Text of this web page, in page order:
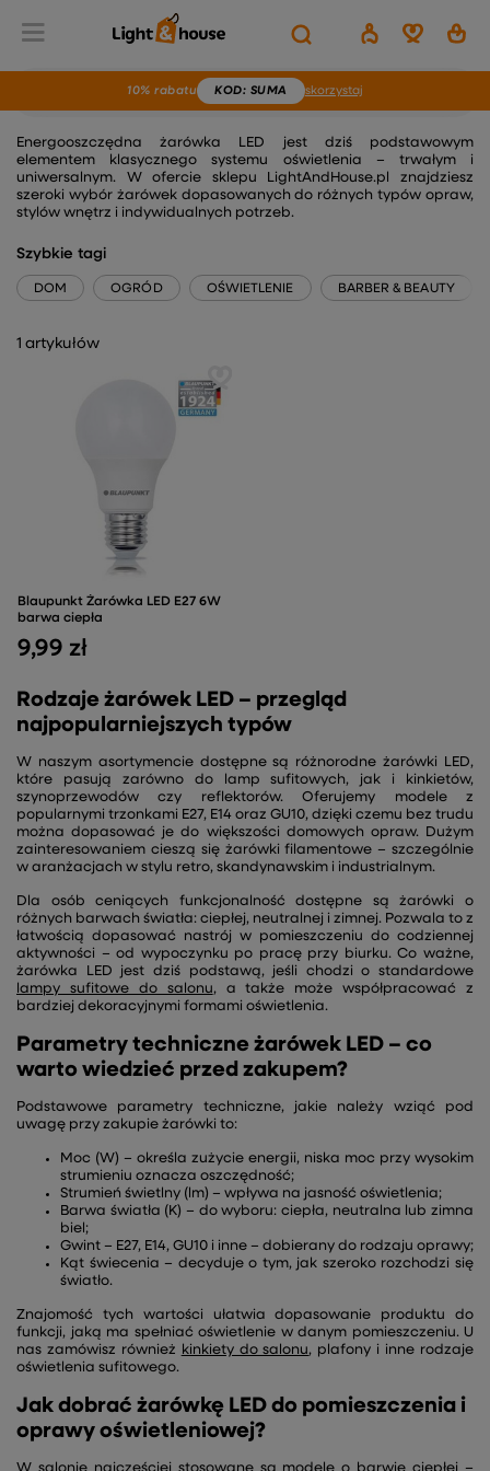
10% rabatu KOD: SUMA skorzystaj
ŻARÓWKI LED
Energooszczędna żarówka LED jest dziś podstawowym
elementem klasycznego systemu oświetlenia – trwałym i
uniwersalnym. W ofercie sklepu LightAndHouse.pl znajdziesz
szeroki wybór żarówek dopasowanych do różnych typów opraw,
stylów wnętrz i indywidualnych potrzeb.
Szybkie tagi
DOM OGRÓD OŚWIETLENIE BARBER & BEAUTY
1 artykułów
Blaupunkt Żarówka LED E27 6W
barwa ciepła
9,99 zł
Rodzaje żarówek LED – przegląd
najpopularniejszych typów
W naszym asortymencie dostępne są różnorodne żarówki LED,
które pasują zarówno do lamp sufitowych, jak i kinkietów,
szynoprzewodów czy reflektorów. Oferujemy modele z
popularnymi trzonkami E27, E14 oraz GU10, dzięki czemu bez trudu
można dopasować je do większości domowych opraw. Dużym
zainteresowaniem cieszą się żarówki filamentowe – szczególnie
w aranżacjach w stylu retro, skandynawskim i industrialnym.
Dla osób ceniących funkcjonalność dostępne są żarówki o
różnych barwach światła: ciepłej, neutralnej i zimnej. Pozwala to z
łatwością dopasować nastrój w pomieszczeniu do codziennej
aktywności – od wypoczynku po pracę przy biurku. Co ważne,
żarówka LED jest dziś podstawą, jeśli chodzi o standardowe
lampy sufitowe do salonu, a także może współpracować z
bardziej dekoracyjnymi formami oświetlenia.
Parametry techniczne żarówek LED – co
warto wiedzieć przed zakupem?
Podstawowe parametry techniczne, jakie należy wziąć pod
uwagę przy zakupie żarówki to:
Moc (W) – określa zużycie energii, niska moc przy wysokim
strumieniu oznacza oszczędność;
Strumień świetlny (lm) – wpływa na jasność oświetlenia;
Barwa światła (K) – do wyboru: ciepła, neutralna lub zimna
biel;
Gwint – E27, E14, GU10 i inne – dobierany do rodzaju oprawy;
Kąt świecenia – decyduje o tym, jak szeroko rozchodzi się
światło.
Znajomość tych wartości ułatwia dopasowanie produktu do
funkcji, jaką ma spełniać oświetlenie w danym pomieszczeniu. U
nas zamówisz również
kinkiety do salonu, plafony i inne rodzaje
oświetlenia sufitowego.
Jak dobrać żarówkę LED do pomieszczenia i
oprawy oświetleniowej?